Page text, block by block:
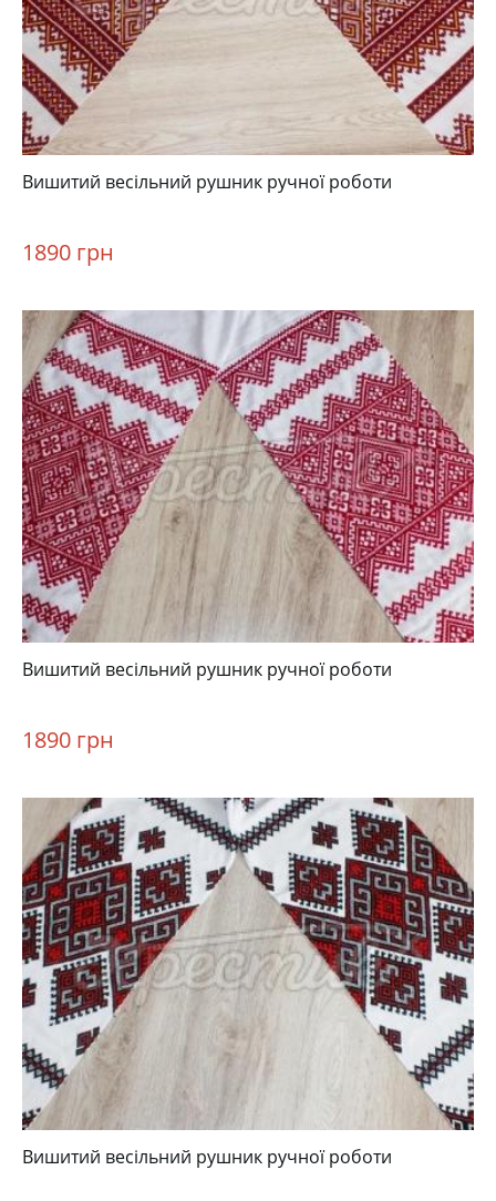
Вишитий весільний рушник ручної роботи
1890 грн
Вишитий весільний рушник ручної роботи
1890 грн
Вишитий весільний рушник ручної роботи